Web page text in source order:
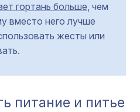
гортань больше, чем
вместо него лучше
жесты или
питание и питье